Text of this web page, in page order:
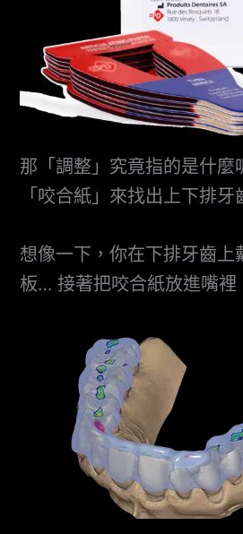
那「調整」究竟指的是什麼
「咬合紙」來找出上下排牙
想像一下，你在下排牙齒上
板… 接著把咬合紙放進嘴裡